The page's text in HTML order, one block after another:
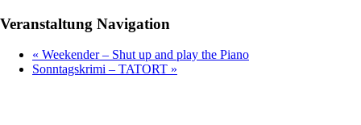
Veranstaltung Navigation
« Weekender – Shut up and play the Piano
Sonntagskrimi – TATORT »